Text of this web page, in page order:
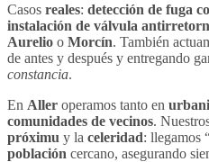
Casos reales: detección de fuga
instalación de válvula
Aurelio o Morcín. También
de antes y después y entregando
constancia.
En Aller operamos tanto en
comunidades de vecinos.
próximu y la celeridad: llegamos
población cercano, asegurando